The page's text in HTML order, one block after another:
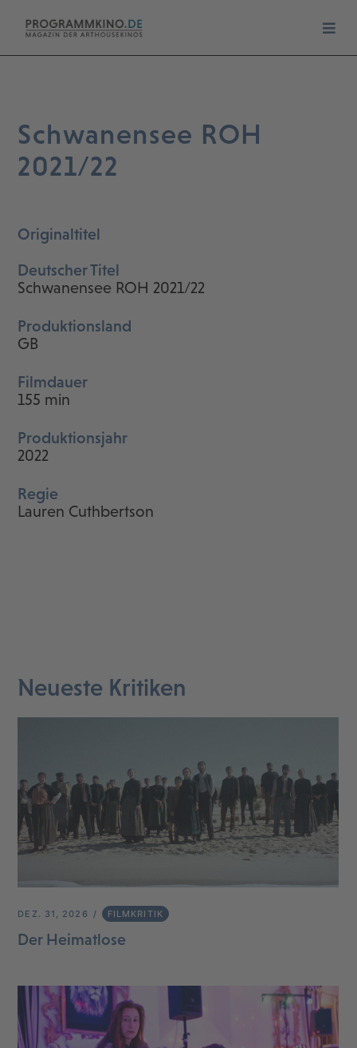
Schwanensee ROH
2021/22
Originaltitel
Deutscher Titel
Schwanensee ROH 2021/22
Produktionsland
GB
Filmdauer
155 min
Produktionsjahr
2022
Regie
Lauren Cuthbertson
Neueste Kritiken
DEZ. 31, 2026 FILMKRITIK
Der Heimatlose